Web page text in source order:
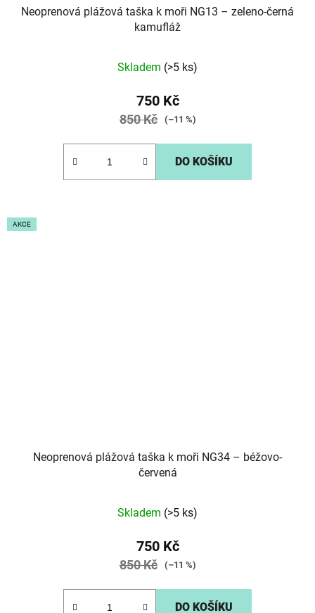
Neoprenová plážová taška k moři NG13 – zeleno-černá
kamufláž
Skladem (>5 ks)
750 Kč
850 Kč (–11 %)
DO KOŠÍKU
AKCE
Neoprenová plážová taška k moři NG34 – béžovo-
červená
Skladem (>5 ks)
750 Kč
850 Kč (–11 %)
DO KOŠÍKU